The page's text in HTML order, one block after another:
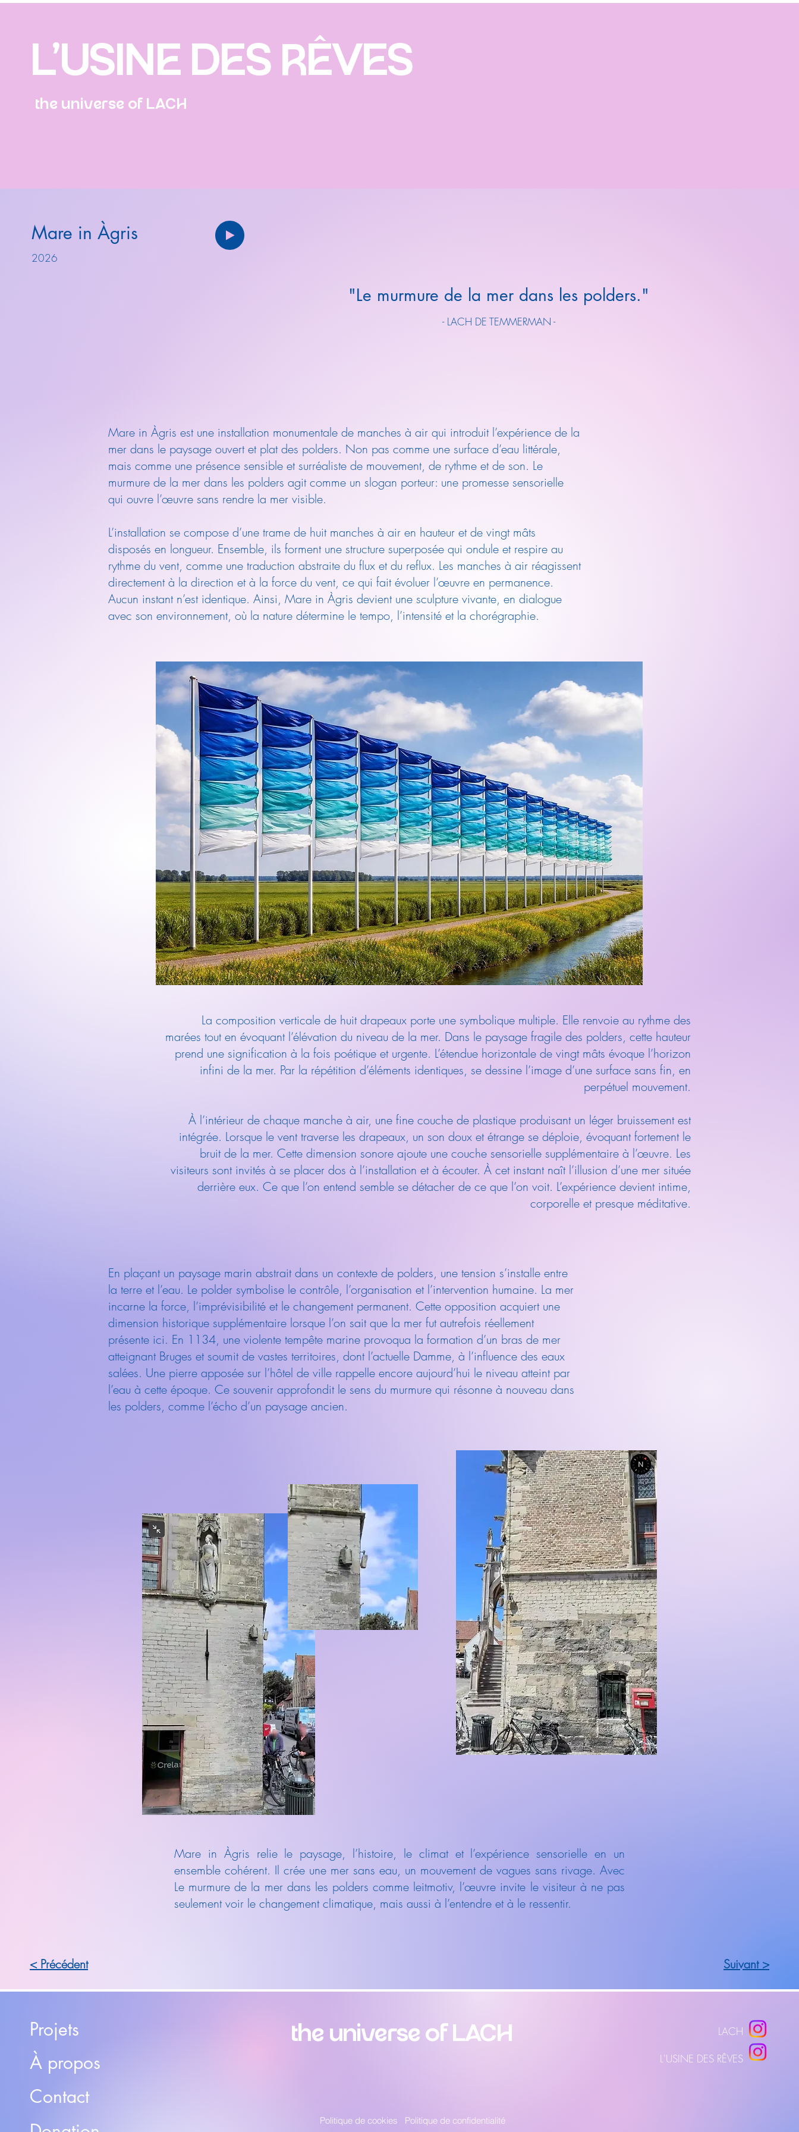
L'USINE DES RÊVES
the universe of LACH
Mare in Àgris
2026
"Le murmure de la mer dans les polders."
- LACH DE TEMMERMAN -
Mare in Àgris est une installation monumentale de manches à air qui introduit l’expérience de la
mer dans le paysage ouvert et plat des polders. Non pas comme une surface d’eau littérale,
mais comme une présence sensible et surréaliste de mouvement, de rythme et de son. Le
murmure de la mer dans les polders agit comme un slogan porteur: une promesse sensorielle
qui ouvre l’œuvre sans rendre la mer visible.
L’installation se compose d’une trame de huit manches à air en hauteur et de vingt mâts
disposés en longueur. Ensemble, ils forment une structure superposée qui ondule et respire au
rythme du vent, comme une traduction abstraite du flux et du reflux. Les manches à air réagissent
directement à la direction et à la force du vent, ce qui fait évoluer l’œuvre en permanence.
Aucun instant n’est identique. Ainsi, Mare in Àgris devient une sculpture vivante, en dialogue
avec son environnement, où la nature détermine le tempo, l’intensité et la chorégraphie.
La composition verticale de huit drapeaux porte une symbolique multiple. Elle renvoie au rythme des
marées tout en évoquant l’élévation du niveau de la mer. Dans le paysage fragile des polders, cette hauteur
prend une signification à la fois poétique et urgente. L’étendue horizontale de vingt mâts évoque l’horizon
infini de la mer. Par la répétition d’éléments identiques, se dessine l’image d’une surface sans fin, en
perpétuel mouvement.
À l’intérieur de chaque manche à air, une fine couche de plastique produisant un léger bruissement est
intégrée. Lorsque le vent traverse les drapeaux, un son doux et étrange se déploie, évoquant fortement le
bruit de la mer. Cette dimension sonore ajoute une couche sensorielle supplémentaire à l’œuvre. Les
visiteurs sont invités à se placer dos à l’installation et à écouter. À cet instant naît l’illusion d’une mer située
derrière eux. Ce que l’on entend semble se détacher de ce que l’on voit. L’expérience devient intime,
corporelle et presque méditative.
En plaçant un paysage marin abstrait dans un contexte de polders, une tension s’installe entre
la terre et l’eau. Le polder symbolise le contrôle, l’organisation et l’intervention humaine. La mer
incarne la force, l’imprévisibilité et le changement permanent. Cette opposition acquiert une
dimension historique supplémentaire lorsque l’on sait que la mer fut autrefois réellement
présente ici. En 1134, une violente tempête marine provoqua la formation d’un bras de mer
atteignant Bruges et soumit de vastes territoires, dont l’actuelle Damme, à l’influence des eaux
salées. Une pierre apposée sur l’hôtel de ville rappelle encore aujourd’hui le niveau atteint par
l’eau à cette époque. Ce souvenir approfondit le sens du murmure qui résonne à nouveau dans
les polders, comme l’écho d’un paysage ancien.
Mare in Àgris relie le paysage, l’histoire, le climat et l’expérience sensorielle en un
ensemble cohérent. Il crée une mer sans eau, un mouvement de vagues sans rivage. Avec
Le murmure de la mer dans les polders comme leitmotiv, l’œuvre invite le visiteur à ne pas
seulement voir le changement climatique, mais aussi à l’entendre et à le ressentir.
< Précédent Suivant >
Projets
À propos
Contact
the universe of LACH
Politique de cookies Politique de confidentialité
LACH
L'USINE DES RÊVES